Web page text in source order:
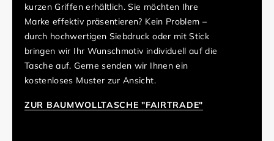
kurzen Griffen erhältlich. Sie möchten Ihre
Marke effektiv präsentieren? Kein Problem –
durch hochwertigen Siebdruck oder mit Stick
bringen wir Ihr Wunschmotiv individuell auf die
Tasche auf. Gerne senden wir Ihnen ein
kostenloses Muster zur Ansicht.
ZUR BAUMWOLLTASCHE "FAIRTRADE"